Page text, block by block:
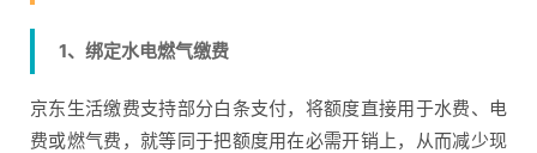
1、绑定水电燃气缴费
京东生活缴费支持部分白条支付，将额度直接用于水费、电
费或燃气费，就等同于把额度用在必需开销上，从而减少现